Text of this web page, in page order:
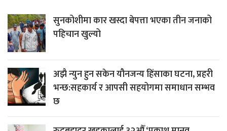
सुनकोशीमा कार खस्दा बेपत्ता भएका तीन जनाको
पहिचान खुल्यो
अझै न्युन हुन सकेन यौनजन्य हिंसाका घटना, प्रहरी
भन्छ:सहकार्य र आपसी सहयोगमा समाधान सम्भव
छ